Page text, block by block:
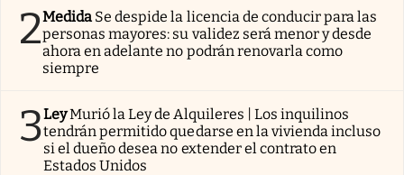
2Medida Se despide la licencia de conducir para las
personas mayores: su validez será menor y desde
ahora en adelante no podrán renovarla como
siempre
3LeyMurió la Ley de Alquileres | Los inquilinos
tendrán permitido quedarse en la vivienda incluso
si el dueño desea no extender el contrato en
Estados Unidos